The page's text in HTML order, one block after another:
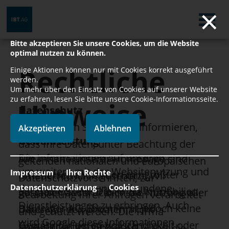
×
Bitte akzeptieren Sie unsere Cookies, um die Website
optimal nutzen zu können.
Einige Aktionen können nur mit Cookies korrekt ausgeführt
werden.
Um mehr über den Einsatz von Cookies auf unserer Website
zu erfahren, lesen Sie bitte unsere Cookie-Informationsseite.
Akzeptieren Ablehnen
Impressum
Ihre Rechte
Datenschutzerklärung
Cookies
Rechtliche
Hinweise
Alle Inhalte unserer Homepage sind
urheberrechtlich geschützt. Wir
gestatten ausdrücklich die Nutzung aller
Daten für den privaten, nicht
kommerziellen Gebrauch.
Datenschutz
Wir möchten Sie darüber informieren,
dass Ihre Daten, unter Beachtung der
geltenden nationalen und europäischen
Datenschutzvorschriften, zur
Bearbeitung Ihrer Anfragen verarbeitet
und genutzt werden. Die Firma
Gewährleistung
Die Informationen auf unseren
Internetseiten werden mit größter
Sorgfalt erstellt. Die Firma Immobilien
Bauträger AG übernimmt jedoch keine
Gewähr für deren Vollständigkeit oder
um weitere mit der Websitenutzung und
der Internetnutzung verbundene
Dienstleistungen zu erbringen. Auch
wird Google diese Informationen